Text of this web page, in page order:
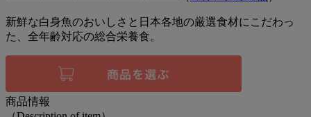
新鮮な白身魚のおいしさと日本各地の厳選食材にこだわっ
た、全年齢対応の総合栄養食。
商品情報